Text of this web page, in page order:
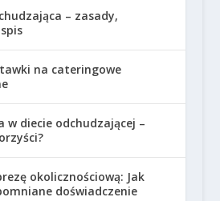
– zasady,
na cateringowe
w diecie odchudzającej –
okolicznościową: Jak
doświadczenie